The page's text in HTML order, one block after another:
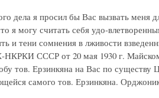
дела я просил бы Вас вызвать меня
могу считать себя удо-
и тени сомнения в лживости
НКРКИ СССР от 20 мая 1930 г.
тов. Ерзинкяна на Вас по существу
самого тов. Ерзинкяна.